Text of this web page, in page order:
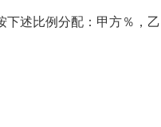
下述比例分配：甲方％，乙